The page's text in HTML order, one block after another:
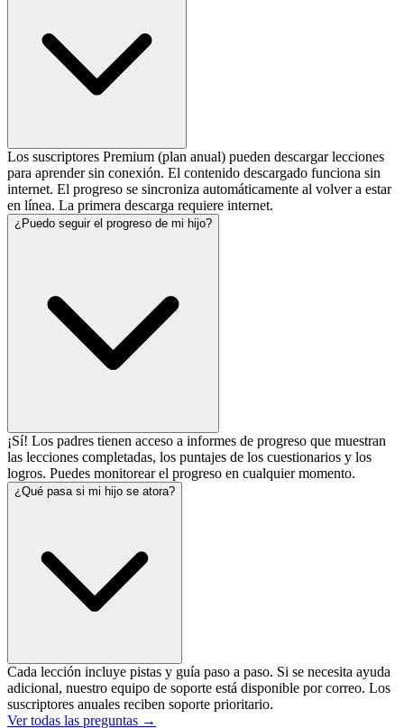
Los suscriptores Premium (plan anual) pueden descargar lecciones
para aprender sin conexión. El contenido descargado funciona sin
internet. El progreso se sincroniza automáticamente al volver a estar
en línea. La primera descarga requiere internet.
¿Puedo seguir el progreso de mi hijo?
¡Sí! Los padres tienen acceso a informes de progreso que muestran
las lecciones completadas, los puntajes de los cuestionarios y los
logros. Puedes monitorear el progreso en cualquier momento.
¿Qué pasa si mi hijo se atora?
Cada lección incluye pistas y guía paso a paso. Si se necesita ayuda
adicional, nuestro equipo de soporte está disponible por correo. Los
suscriptores anuales reciben soporte prioritario.
Ver todas las preguntas →